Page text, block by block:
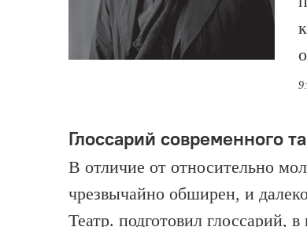
Глоссарий современного
В отличие от относительно
чрезвычайно обширен, и
Театр. подготовил глоссарий,